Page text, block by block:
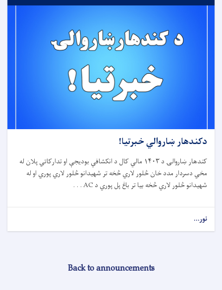
دکندهار ښاروالي خبرتیا!
کندهار ښاروالۍ د ۱۴۰۳ مالي کال د انکشافي بودیجې او تدارکاتي پلان له
مخي دسردار مدد خان څلور لاري څخه تر شهیدانو څلور لاري پوري او له
شهیدانو څلور لاري څخه بیا تر باغ پل پوري د AC . . .
نور...
Back to announcements